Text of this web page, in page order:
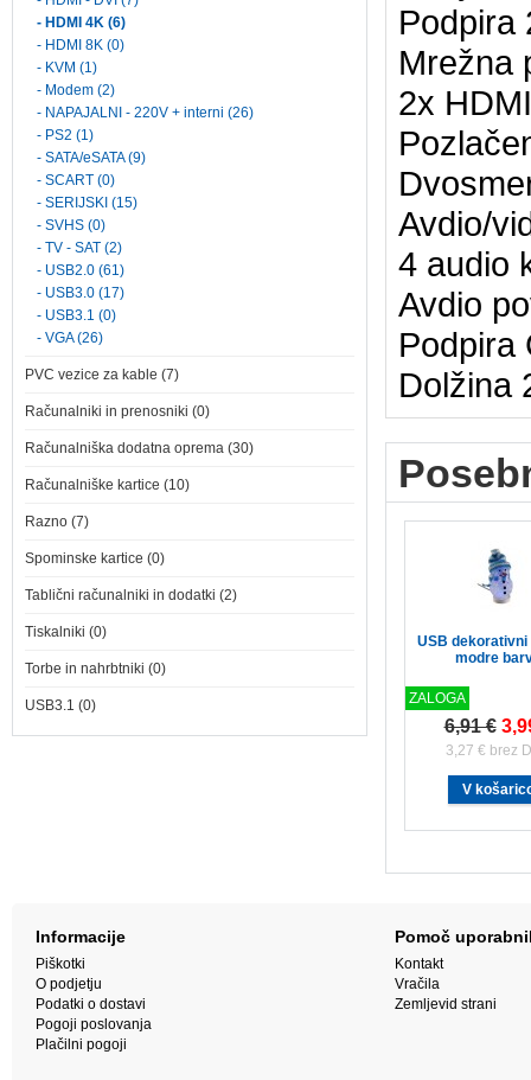
- HDMI 4K (6)
- HDMI 8K (0)
- KVM (1)
- Modem (2)
- NAPAJALNI - 220V + interni (26)
- PS2 (1)
- SATA/eSATA (9)
- SCART (0)
- SERIJSKI (15)
- SVHS (0)
- TV - SAT (2)
- USB2.0 (61)
- USB3.0 (17)
- USB3.1 (0)
- VGA (26)
PVC vezice za kable (7)
Računalniki in prenosniki (0)
Računalniška dodatna oprema (30)
Računalniške kartice (10)
Razno (7)
Spominske kartice (0)
Tablični računalniki in dodatki (2)
Tiskalniki (0)
Torbe in nahrbtniki (0)
USB3.1 (0)
Podpira
Mrežna
2x
Avdio/
4 audio
Avdio
Podpira
Dolžina
USB dekorativni
modre
ZALOGA
6,91 €
3,27 € brez
Informacije
Piškotki
O podjetju
Podatki o dostavi
Pogoji poslovanja
Plačilni pogoji
Pomoč
Kontakt
Vračila
Zemljevid strani